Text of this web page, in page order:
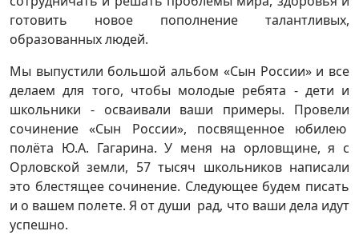
готовить новое пополнение талантливых,
образованных людей.
Мы выпустили большой альбом «Сын России» и все
делаем для того, чтобы молодые ребята - дети и
школьники - осваивали ваши примеры. Провели
сочинение «Сын России», посвященное юбилею
полёта Ю.А. Гагарина. У меня на орловщине, я с
Орловской земли, 57 тысяч школьников написали
это блестящее сочинение. Следующее будем писать
и о вашем полете. Я от души рад, что ваши дела идут
успешно.